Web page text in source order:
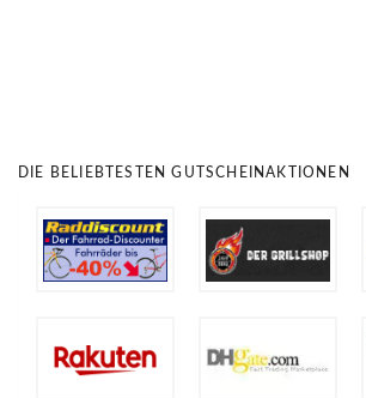
DIE BELIEBTESTEN GUTSCHEINAKTIONEN